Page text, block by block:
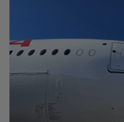
08 enero 2025